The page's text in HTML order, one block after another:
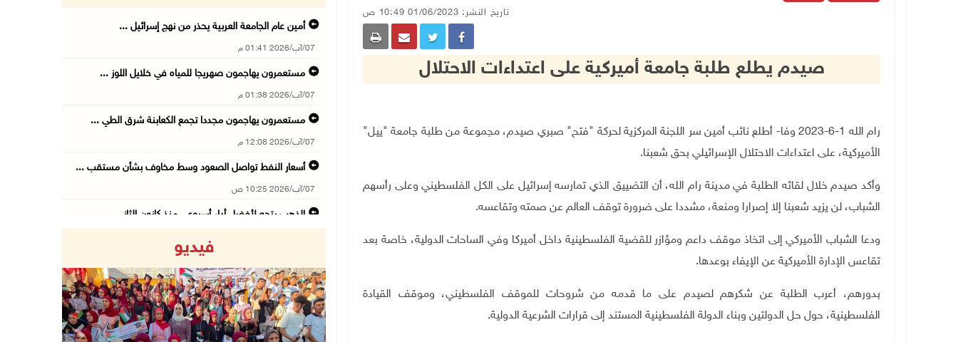
تاريخ النشر: 01/06/2023 10:49 ص
صيدم يطلع طلبة جامعة أميركية على اعتداءات الاحتلال
رام الله 1-6-2023 وفا- أطلع نائب أمين سر اللجنة المركزية لحركة "فتح" صبري صيدم، مجموعة من طلبة جامعة "ييل"
الأميركية، على اعتداءات الاحتلال الإسرائيلي بحق شعبنا.
وأكد صيدم خلال لقائه الطلبة في مدينة رام الله، أن التضييق الذي تمارسه إسرائيل على الكل الفلسطيني وعلى رأسهم
الشباب، لن يزيد شعبنا إلا إصرارا ومنعة، مشددا على ضرورة توقف العالم عن صمته وتقاعسه.
ودعا الشباب الأميركي إلى اتخاذ موقف داعم ومؤازر للقضية الفلسطينية داخل أميركا وفي الساحات الدولية، خاصة بعد
تقاعس الإدارة الأميركية عن الإيفاء بوعدها.
بدورهم، أعرب الطلبة عن شكرهم لصيدم على ما قدمه من شروحات للموقف الفلسطيني، وموقف القيادة
الفلسطينية، حول حل الدولتين وبناء الدولة الفلسطينية المستند إلى قرارات الشرعية الدولية.
أمين عام الجامعة العربية يحذر من نهج إسرائيل ...
07/آب/2026 01:41 م
مستعمرون يهاجمون صهريجا للمياه في خلايل اللوز ...
07/آب/2026 01:38 م
مستعمرون يهاجمون مجددا تجمع الكعابنة شرق الطي ...
07/آب/2026 12:08 م
أسعار النفط تواصل الصعود وسط مخاوف بشأن مستقب ...
07/آب/2026 10:25 ص
الذهب يتجه لأفضل أداء أسبوعي منذ كانون الثاني
07/آب/2026 09:06 ص
مستعمرون بحماية قوات الاحتلال يقتحمون برك سلي ...
07/آب/2026 08:39 ص
فيديو
Previous Next